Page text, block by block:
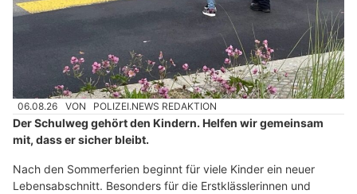
06.08.26 VON POLIZEI.NEWS REDAKTION
Der Schulweg gehört den Kindern. Helfen wir gemeinsam
mit, dass er sicher bleibt.
Nach den Sommerferien beginnt für viele Kinder ein neuer
Lebensabschnitt. Besonders für die Erstklässlerinnen und